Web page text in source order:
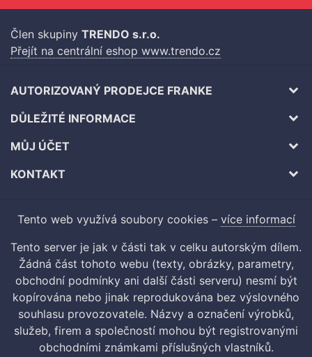
Člen skupiny TRENDO s.r.o.
Přejít na centrální eshop www.trendo.cz
AUTORIZOVANÝ PRODEJCE FRANKE
DŮLEŽITÉ INFORMACE
MŮJ ÚČET
KONTAKT
Tento web využívá soubory cookies – více informací
Tento server je jak v části tak v celku autorským dílem.
Žádná část tohoto webu (texty, obrázky, parametry,
obchodní podmínky ani další části serveru) nesmí být
kopírována nebo jinak reprodukována bez výslovného
souhlasu provozovatele. Názvy a označení výrobků,
služeb, firem a společností mohou být registrovanými
obchodními známkami příslušných vlastníků.